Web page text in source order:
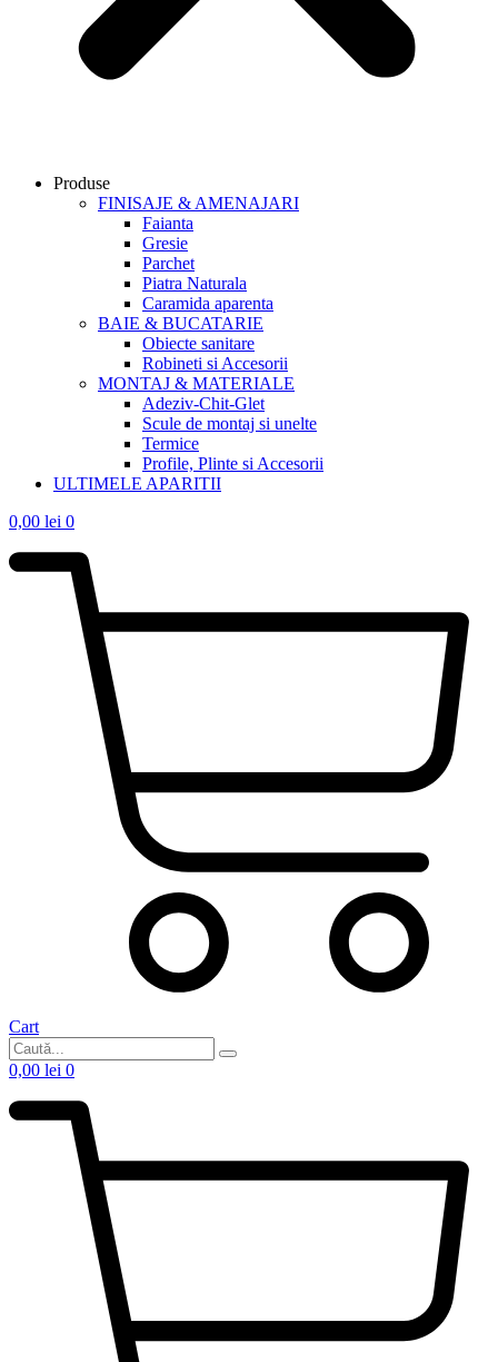
Produse
FINISAJE & AMENAJARI
Faianta
Gresie
Parchet
Piatra Naturala
Caramida aparenta
BAIE & BUCATARIE
Obiecte sanitare
Robineti si Accesorii
MONTAJ & MATERIALE
Adeziv-Chit-Glet
Scule de montaj si unelte
Termice
Profile, Plinte si Accesorii
ULTIMELE APARITII
0,00 lei 0
Cart
0,00 lei 0